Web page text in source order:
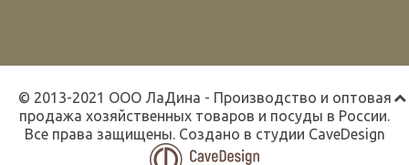
© 2013-2021 ООО ЛаДина - Производство и оптовая
продажа хозяйственных товаров и посуды в России.
Все права защищены. Создано в студии CaveDesign